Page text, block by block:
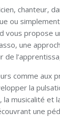
chanteur,
ou
vous propose
une
de
comme aux
la
la musicalité et
une